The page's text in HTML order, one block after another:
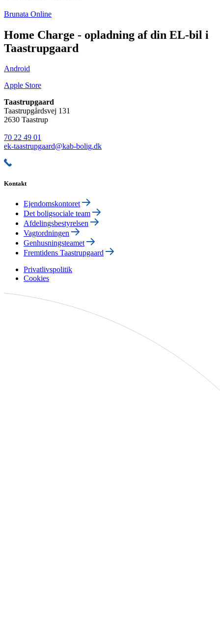
Brunata Online
Home Charge - opladning af din EL-bil i
Taastrupgaard
Android
Apple Store
Taastrupgaard
Taastrupgårdsvej 131
2630 Taastrup
70 22 49 01
ek-taastrupgaard@kab-bolig.dk
Kontakt
Ejendomskontoret
Det boligsociale team
Afdelingsbestyrelsen
Vagtordningen
Genhusningsteamet
Fremtidens Taastrupgaard
Privatlivspolitik
Cookies